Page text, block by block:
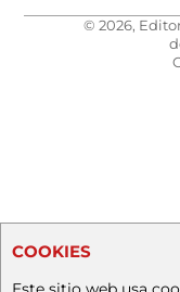
© 2026,
COOKIES